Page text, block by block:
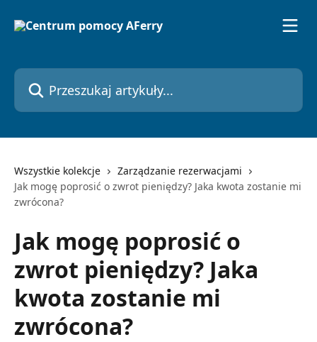
Przeszukaj artykuły...
Wszystkie kolekcje
Zarządzanie rezerwacjami
Jak mogę poprosić o zwrot pieniędzy? Jaka kwota zostanie mi
zwrócona?
Jak mogę poprosić o
zwrot pieniędzy? Jaka
kwota zostanie mi
zwrócona?